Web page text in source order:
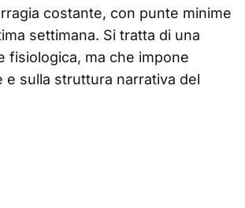
costante, con punte minime
settimana. Si tratta di una
fisiologica, ma che impone
sulla struttura narrativa del